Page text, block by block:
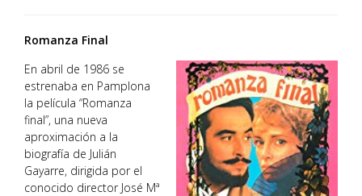
Romanza Final
En abril de 1986 se
estrenaba en Pamplona
la película “Romanza
final”, una nueva
aproximación a la
biografía de Julián
Gayarre, dirigida por el
conocido director José Mª